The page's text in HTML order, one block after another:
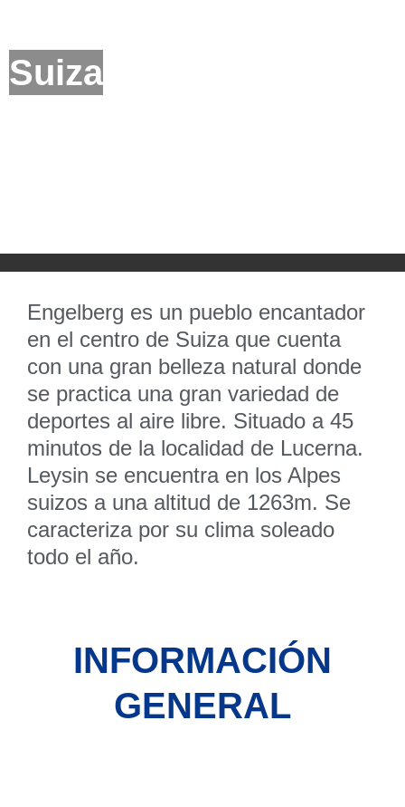
Suiza
Engelberg es un pueblo encantador
en el centro de Suiza que cuenta
con una gran belleza natural donde
se practica una gran variedad de
deportes al aire libre. Situado a 45
minutos de la localidad de Lucerna.
Leysin se encuentra en los Alpes
suizos a una altitud de 1263m. Se
caracteriza por su clima soleado
todo el año.
INFORMACIÓN
GENERAL